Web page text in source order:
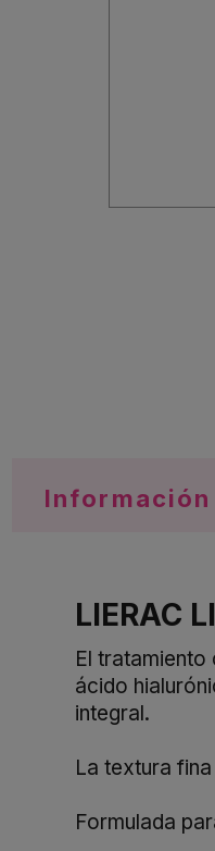
LIERAC
El
ácido
integral.
La textura
Formulada